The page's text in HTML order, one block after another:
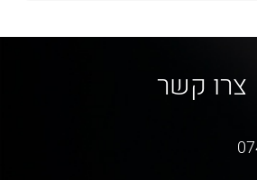
צרו קשר